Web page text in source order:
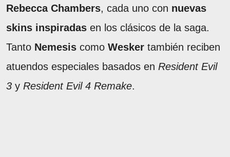
Rebecca Chambers, cada uno con nuevas
skins inspiradas en los clásicos de la saga.
Tanto Nemesis como Wesker también reciben
atuendos especiales basados en Resident Evil
3 y Resident Evil 4 Remake.